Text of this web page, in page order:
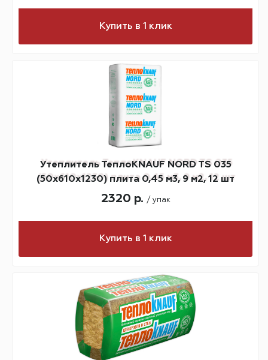
Купить в 1 клик
Утеплитель ТеплоKNAUF NORD TS 035
(50х610х1230) плита 0,45 м3, 9 м2, 12 шт
2320 р. / упак
Купить в 1 клик